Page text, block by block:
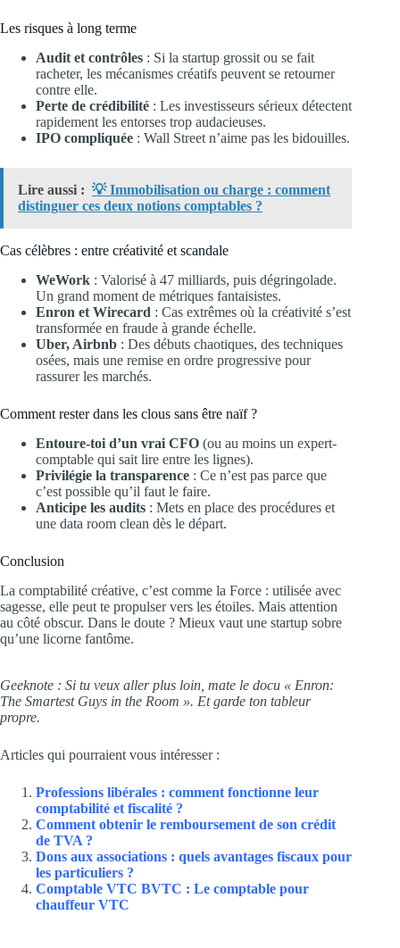
Les risques à long terme
Audit et contrôles : Si la startup grossit ou se fait
racheter, les mécanismes créatifs peuvent se retourner
contre elle.
Perte de crédibilité : Les investisseurs sérieux détectent
rapidement les entorses trop audacieuses.
IPO compliquée : Wall Street n’aime pas les bidouilles.
Lire aussi : 💡 Immobilisation ou charge : comment
distinguer ces deux notions comptables ?
Cas célèbres : entre créativité et scandale
WeWork : Valorisé à 47 milliards, puis dégringolade.
Un grand moment de métriques fantaisistes.
Enron et Wirecard : Cas extrêmes où la créativité s’est
transformée en fraude à grande échelle.
Uber, Airbnb : Des débuts chaotiques, des techniques
osées, mais une remise en ordre progressive pour
rassurer les marchés.
Comment rester dans les clous sans être naïf ?
Entoure-toi d’un vrai CFO (ou au moins un expert-
comptable qui sait lire entre les lignes).
Privilégie la transparence : Ce n’est pas parce que
c’est possible qu’il faut le faire.
Anticipe les audits : Mets en place des procédures et
une data room clean dès le départ.
Conclusion
La comptabilité créative, c’est comme la Force : utilisée avec
sagesse, elle peut te propulser vers les étoiles. Mais attention
au côté obscur. Dans le doute ? Mieux vaut une startup sobre
qu’une licorne fantôme.
Geeknote : Si tu veux aller plus loin, mate le docu « Enron:
The Smartest Guys in the Room ». Et garde ton tableur
propre.
Articles qui pourraient vous intéresser :
Professions libérales : comment fonctionne leur
comptabilité et fiscalité ?
Comment obtenir le remboursement de son crédit
de TVA ?
Dons aux associations : quels avantages fiscaux pour
les particuliers ?
Comptable VTC BVTC : Le comptable pour
chauffeur VTC